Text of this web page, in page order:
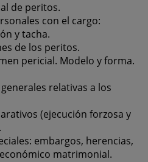
de peritos.
con el cargo:
y tacha.
de los peritos.
pericial. Modelo y forma.
relativas a los
(ejecución forzosa y
embargos, herencias,
matrimonial.